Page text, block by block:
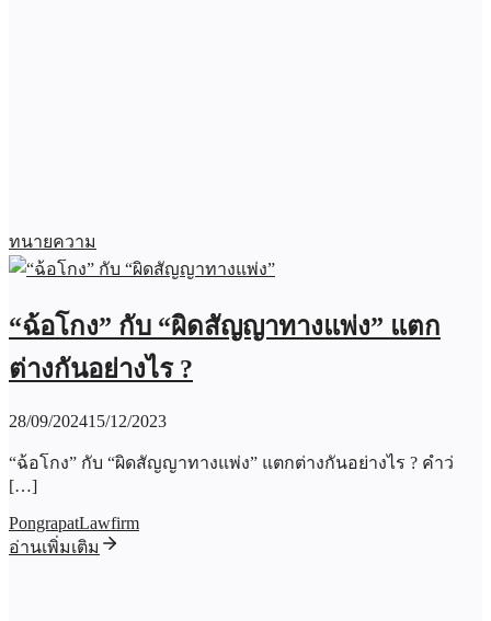
ทนายความ
“ฉ้อโกง” กับ “ผิดสัญญาทางแพ่ง” แตก
ต่างกันอย่างไร ?
28/09/202415/12/2023
“ฉ้อโกง” กับ “ผิดสัญญาทางแพ่ง” แตกต่างกันอย่างไร ? คำว่
[…]
PongrapatLawfirm
อ่านเพิ่มเติม